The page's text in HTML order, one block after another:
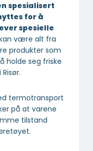
spesialisert
for å
spesielle
være alt fra
produkter som
holde seg friske
termotransport
på at varene
tilstand